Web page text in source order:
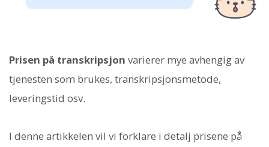
Prisen på transkripsjon varierer mye avhengig av
tjenesten som brukes, transkripsjonsmetode,
leveringstid osv.
I denne artikkelen vil vi forklare i detalj prisene på